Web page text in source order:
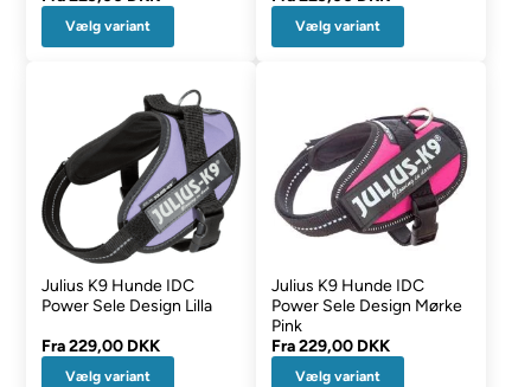
Vælg variant Vælg variant
Julius K9 Hunde IDC
Power Sele Design Lilla
Fra229,00 DKK
Vælg variant
Julius K9 Hunde IDC
Power Sele Design Mørke
Pink
Fra229,00 DKK
Vælg variant